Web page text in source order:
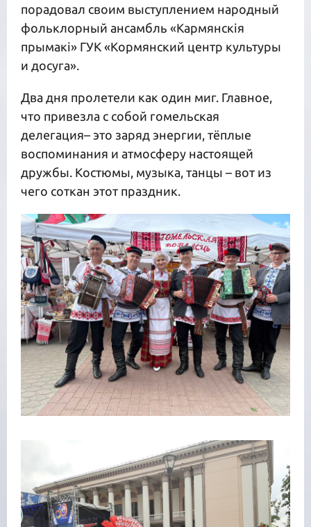
порадовал своим выступлением народный
фольклорный ансамбль «Кармянскія
прымакі» ГУК «Кормянский центр культуры
и досуга».
Два дня пролетели как один миг. Главное,
что привезла с собой гомельская
делегация– это заряд энергии, тёплые
воспоминания и атмосферу настоящей
дружбы. Костюмы, музыка, танцы – вот из
чего соткан этот праздник.